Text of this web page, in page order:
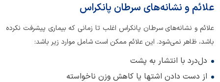
علائم و نشانه‌های سرطان پانکراس
علائم و نشانه‌های سرطان پانکراس اغلب تا زمانی که بیماری پیشرفت نکرده
باشد، ظاهر نمی‌شود. این علائم ممکن است شامل موارد زیر باشد:
دل‌درد با انتشار به پشت
از دست دادن اشتها یا کاهش وزن ناخواسته